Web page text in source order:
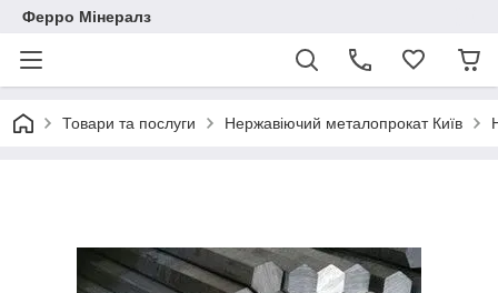
Ферро Мінералз
Товари та послуги Нержавіючий металопрокат Київ